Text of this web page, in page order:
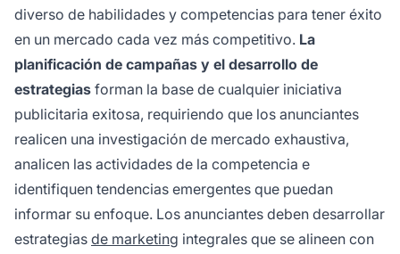
diverso de habilidades y competencias para tener éxito
en un mercado cada vez más competitivo. La
planificación de campañas y el desarrollo de
estrategias forman la base de cualquier iniciativa
publicitaria exitosa, requiriendo que los anunciantes
realicen una investigación de mercado exhaustiva,
analicen las actividades de la competencia e
identifiquen tendencias emergentes que puedan
informar su enfoque. Los anunciantes deben desarrollar
estrategias de marketing integrales que se alineen con